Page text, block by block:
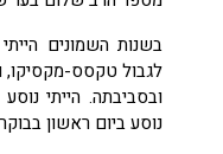
בשנות השמונים
לגבול טקסס-מקסיקו,
ובסביבתה. הייתי
נוסע ביום ראשון